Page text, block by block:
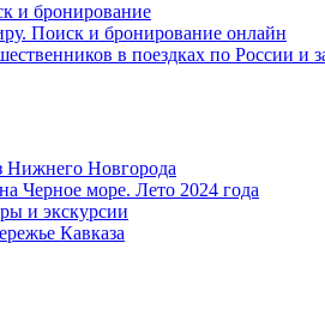
и бронирование
Поиск и бронирование онлайн
в поездках по России и
Нижнего Новгорода
Черное море. Лето 2024 года
и экскурсии
Кавказа